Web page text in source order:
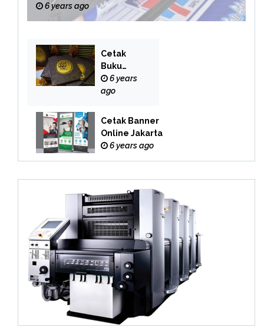
6 years ago
Cetak
Buku
Yasin
Online
6 years
ago
Cetak Banner
Online Jakarta
6 years ago